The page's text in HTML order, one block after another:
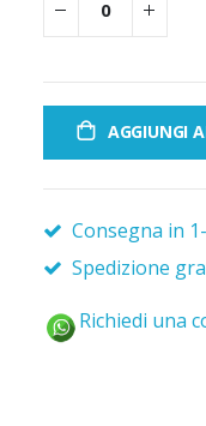
AGGIUNGI
Consegna in
Spedizione
Richiedi una